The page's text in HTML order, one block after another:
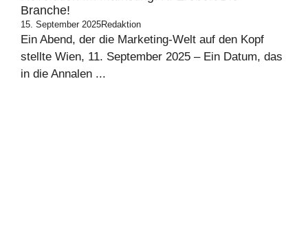
Branche!
15. September 2025Redaktion
Ein Abend, der die Marketing-Welt auf den Kopf
stellte Wien, 11. September 2025 – Ein Datum, das
in die Annalen ...